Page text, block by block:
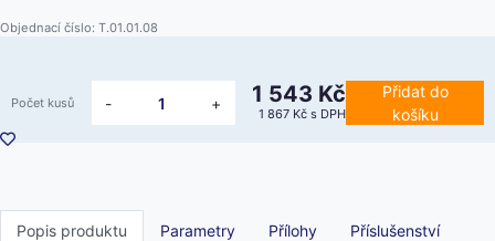
Objednací číslo: T.01.01.08
Počet kusů - + 1 543 Kč
1 867 Kčs DPH
Přidat do
košíku
Popis produktu Parametry Přílohy Příslušenství